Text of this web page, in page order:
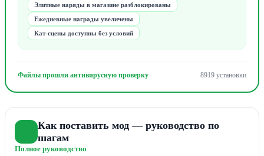
Элитные наряды в магазине разблокированы
Ежедневные награды увеличены
Кат-сцены доступны без условий
Файлы прошли антивирусную проверку 8919 установки
Как поставить мод — руководство по
шагам
Полное руководство